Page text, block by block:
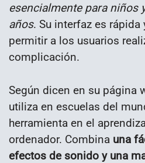
esencialmente para niños
años. Su interfaz es
permitir a los usuarios
complicación.
Según dicen en su página
utiliza en escuelas del
herramienta en el
ordenador. Combina una
efectos de sonido y una